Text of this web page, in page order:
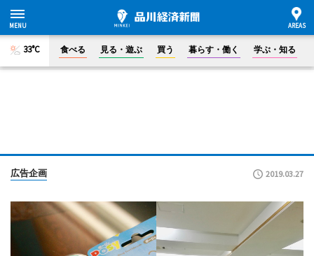
33°C 食べる 見る・遊ぶ 買う 暮らす・働く 学ぶ・知る
広告企画 2019.03.27